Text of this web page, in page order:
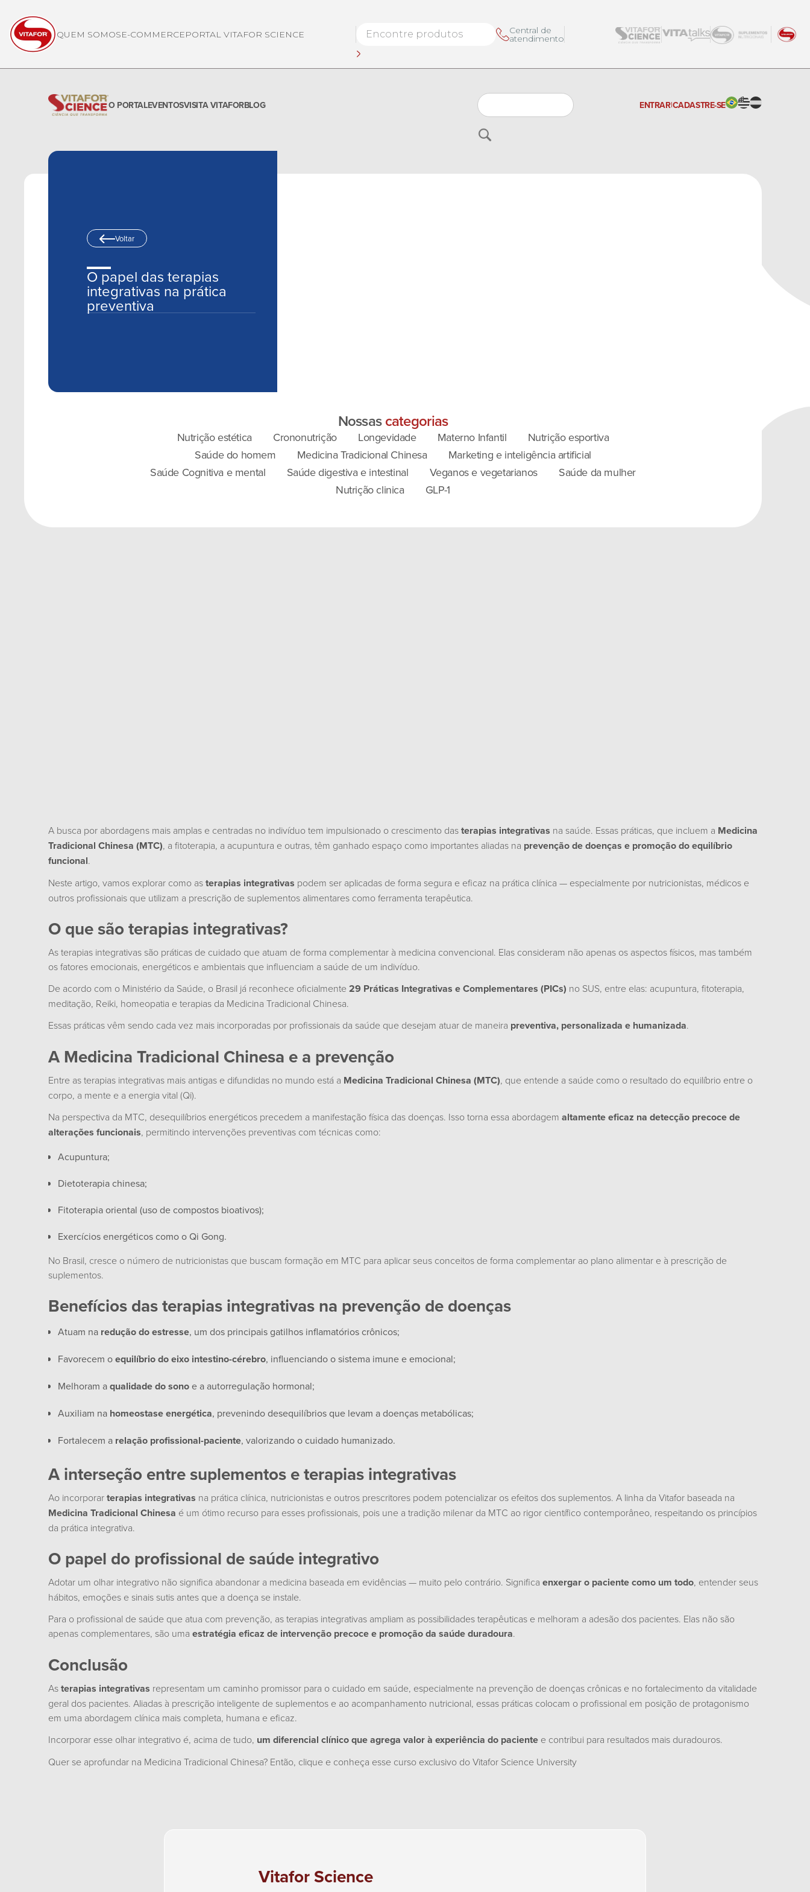
QUEM SOMOSE-COMMERCEPORTAL VITAFOR SCIENCE Central de
atendimento
O PORTALEVENTOSVISITA VITAFORBLOG Buscar ENTRAR|CADASTRE-SE
Voltar
O papel das terapias
integrativas na prática
preventiva
Nossascategorias
Nutrição estética Crononutrição Longevidade Materno Infantil
Nutrição esportiva
Saúde do homem
Medicina Tradicional Chinesa
Marketing e inteligência artificial
Saúde Cognitiva e mental
Saúde digestiva e intestinal Veganos e vegetarianos
Saúde da mulher
Nutrição clinica
GLP-1
A busca por abordagens mais amplas e centradas no indivíduo tem impulsionado o crescimento dasterapias integrativas na saúde. Essas práticas, que incluem a Medicina
Tradicional Chinesa (MTC), a fitoterapia, a acupuntura e outras, têm ganhado espaço como importantes aliadas na prevenção de doenças e promoção do equilíbrio
funcional.
Neste artigo, vamos explorar como asterapias integrativas podem ser aplicadas de forma segura e eficaz na prática clínica — especialmente por nutricionistas, médicos e
outros profissionais que utilizam a prescrição de suplementos alimentares como ferramenta terapêutica.
O que são terapias integrativas?
As terapias integrativas são práticas de cuidado que atuam de forma complementar à medicina convencional. Elas consideram não apenas os aspectos físicos, mas também
os fatores emocionais, energéticos e ambientais que influenciam a saúde de um indivíduo.
De acordo com o Ministério da Saúde, o Brasil já reconhece oficialmente29 Práticas Integrativas e Complementares (PICs) no SUS, entre elas: acupuntura, fitoterapia,
meditação, Reiki, homeopatia e terapias da Medicina Tradicional Chinesa.
Essas práticas vêm sendo cada vez mais incorporadas por profissionais da saúde que desejam atuar de maneira preventiva, personalizada e humanizada.
A Medicina Tradicional Chinesa e a prevenção
Entre as terapias integrativas mais antigas e difundidas no mundo está a Medicina Tradicional Chinesa (MTC), que entende a saúde como o resultado do equilíbrio entre o
corpo, a mente e a energia vital (Qi).
Na perspectiva da MTC, desequilíbrios energéticos precedem a manifestação física das doenças. Isso torna essa abordagem altamente eficaz na detecção precoce de
alterações funcionais, permitindo intervenções preventivas com técnicas como:
Acupuntura;
Dietoterapia chinesa;
Fitoterapia oriental (uso de compostos bioativos);
Exercícios energéticos como o Qi Gong.
No Brasil, cresce o número de nutricionistas que buscam formação em MTC para aplicar seus conceitos de forma complementar ao plano alimentar e à prescrição de
suplementos.
Benefícios das terapias integrativas na prevenção de doenças
Atuam na redução do estresse, um dos principais gatilhos inflamatórios crônicos;
Favorecem oequilíbrio do eixo intestino-cérebro, influenciando o sistema imune e emocional;
Melhoram aqualidade do sonoe a autorregulação hormonal;
Auxiliam na homeostase energética, prevenindo desequilíbrios que levam a doenças metabólicas;
Fortalecem a relação profissional-paciente, valorizando o cuidado humanizado.
A interseção entre suplementos e terapias integrativas
Ao incorporarterapias integrativas na prática clínica, nutricionistas e outros prescritores podem potencializar os efeitos dos suplementos. A linha da Vitafor baseada na
Medicina Tradicional Chinesa é um ótimo recurso para esses profissionais, pois une a tradição milenar da MTC ao rigor científico contemporâneo, respeitando os princípios
da prática integrativa.
O papel do profissional de saúde integrativo
Adotar um olhar integrativo não significa abandonar a medicina baseada em evidências — muito pelo contrário. Significa enxergar o paciente como um todo, entender seus
hábitos, emoções e sinais sutis antes que a doença se instale.
Para o profissional de saúde que atua com prevenção, as terapias integrativas ampliam as possibilidades terapêuticas e melhoram a adesão dos pacientes. Elas não são
apenas complementares, são uma estratégia eficaz de intervenção precoce e promoção da saúde duradoura.
Conclusão
Asterapias integrativas representam um caminho promissor para o cuidado em saúde, especialmente na prevenção de doenças crônicas e no fortalecimento da vitalidade
geral dos pacientes. Aliadas à prescrição inteligente de suplementos e ao acompanhamento nutricional, essas práticas colocam o profissional em posição de protagonismo
em uma abordagem clínica mais completa, humana e eficaz.
Incorporar esse olhar integrativo é, acima de tudo, um diferencial clínico que agrega valor à experiência do paciente e contribui para resultados mais duradouros.
Quer se aprofundar na Medicina Tradicional Chinesa? Então, clique e conheça esse curso exclusivo do Vitafor Science University
Vitafor Science